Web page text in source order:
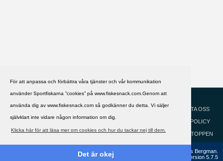
För att anpassa och förbättra våra tjänster och vår kommunikation
använder Sportfiskarna ”cookies” på www.fiskesnack.com.Genom att
använda dig av www.fiskesnack.com så godkänner du detta. Vi säljer
självklart inte vidare någon information om dig.
Klicka här för att läsa mer om cookies och hur du tackar nej till dem.
Det är okej
HJÄLP
KONTAKTA OSS
COOKIEPOLICY
GÅ TILL TOPPEN
Copyright ©2002 - 2021, FiskeSnack.com. Grundad 2002 av Anders Bergman.
Version 5.7.5